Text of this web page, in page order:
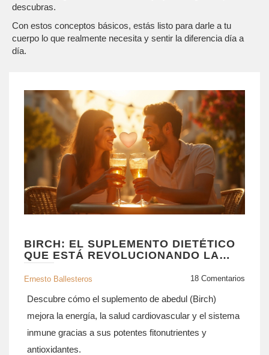
descubras.
Con estos conceptos básicos, estás listo para darle a tu
cuerpo lo que realmente necesita y sentir la diferencia día a
día.
BIRCH: EL SUPLEMENTO DIETÉTICO
QUE ESTÁ REVOLUCIONANDO LA
SALUD
Ernesto Ballesteros 18 Comentarios
Descubre cómo el suplemento de abedul (Birch)
mejora la energía, la salud cardiovascular y el sistema
inmune gracias a sus potentes fitonutrientes y
antioxidantes.